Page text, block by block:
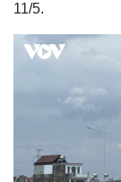
11/5.